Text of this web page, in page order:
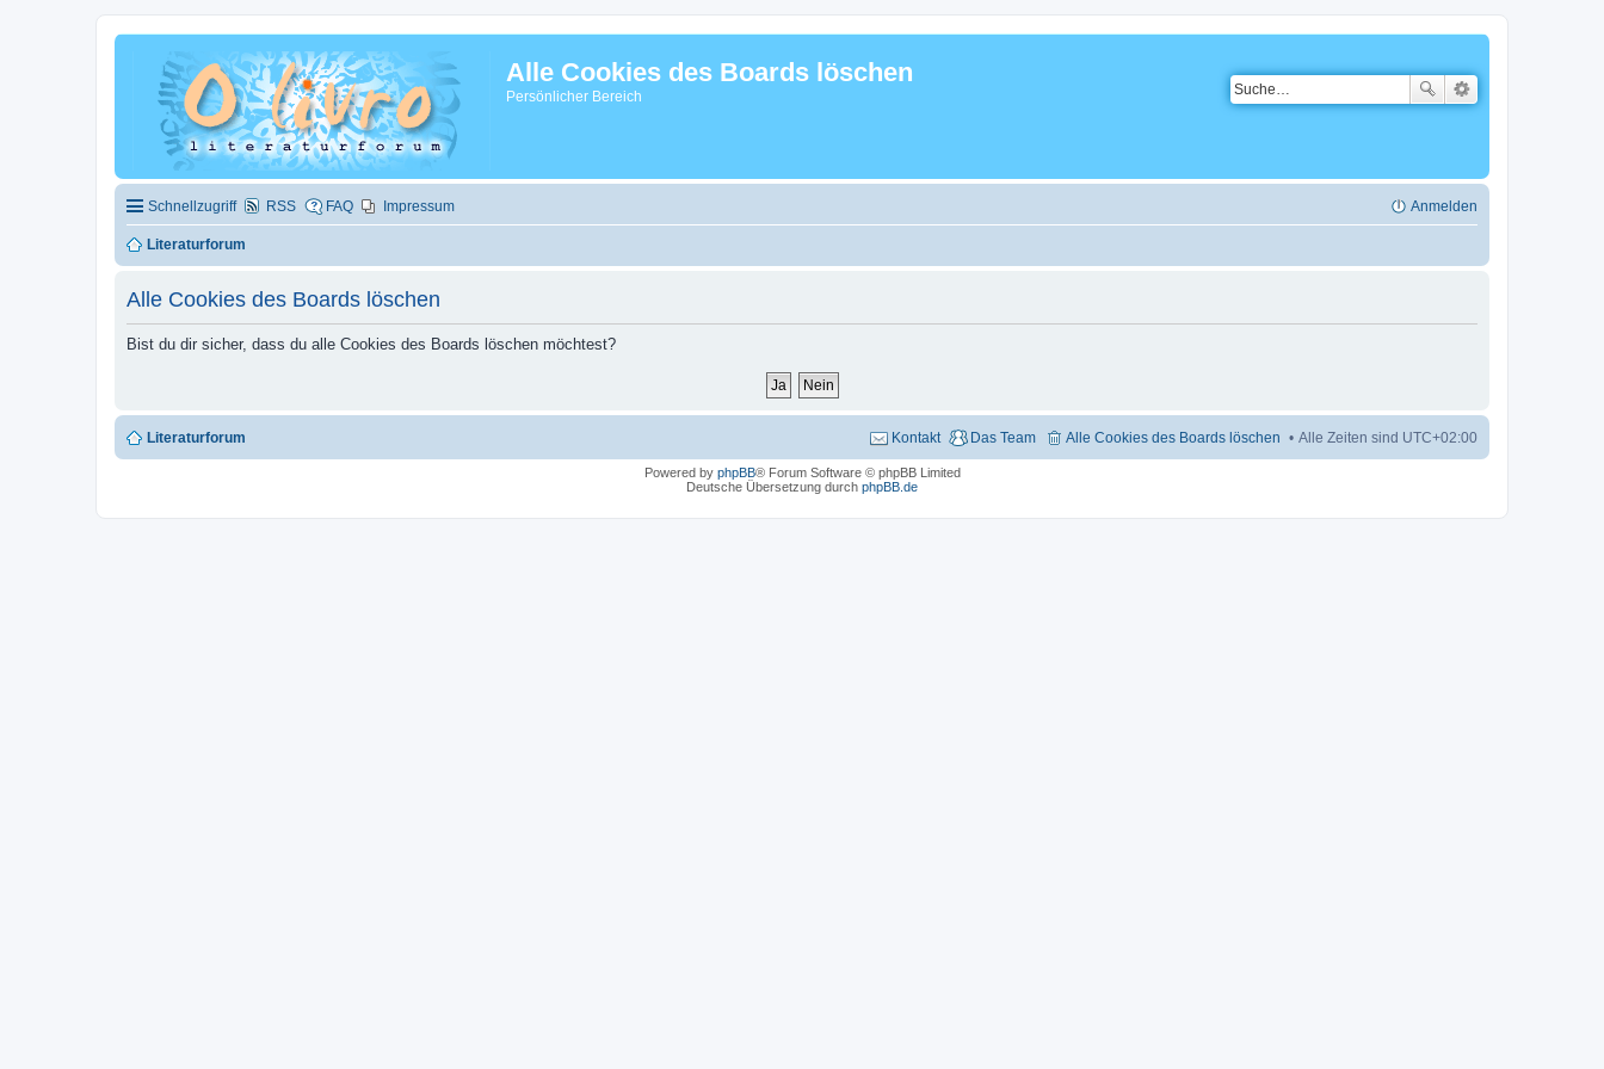
Alle Cookies des Boards löschen
Persönlicher Bereich
Schnellzugriff RSS FAQ Impressum Anmelden
Literaturforum
Alle Cookies des Boards löschen
Bist du dir sicher, dass du alle Cookies des Boards löschen möchtest?
Literaturforum Alle Zeiten sind UTC+02:00
Alle Cookies des Boards löschen
Das Team
Kontakt
Powered by phpBB® Forum Software © phpBB Limited
Deutsche Übersetzung durch phpBB.de